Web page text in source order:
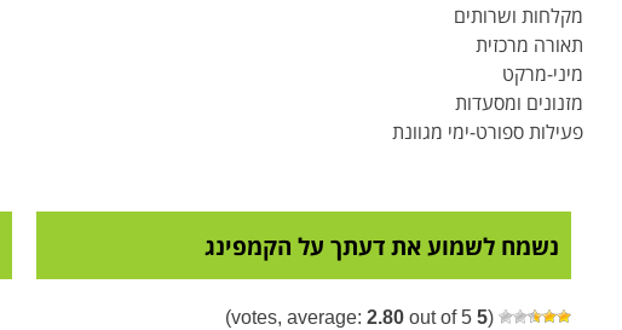
מקלחות ושרותים
תאורה מרכזית
מיני-מרקט
מזנונים ומסעדות
פעילות ספורט-ימי מגוונת
נשמח לשמוע את דעתך על הקמפינג
(
5
2.80 out of 5)